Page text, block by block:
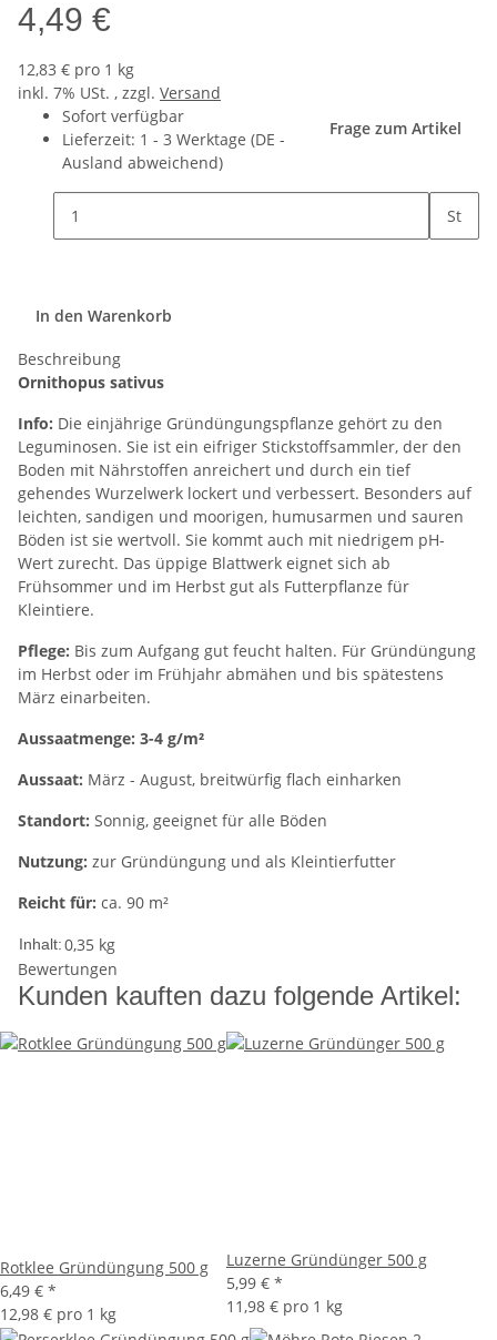
4,49 €
12,83 € pro 1 kg
inkl. 7% USt. , zzgl. Versand
Sofort verfügbar
Lieferzeit: 1 - 3 Werktage (DE -
Ausland abweichend)
Frage zum Artikel
St
In den Warenkorb
Beschreibung
Ornithopus sativus
Info: Die einjährige Gründüngungspflanze gehört zu den
Leguminosen. Sie ist ein eifriger Stickstoffsammler, der den
Boden mit Nährstoffen anreichert und durch ein tief
gehendes Wurzelwerk lockert und verbessert. Besonders auf
leichten, sandigen und moorigen, humusarmen und sauren
Böden ist sie wertvoll. Sie kommt auch mit niedrigem pH-
Wert zurecht. Das üppige Blattwerk eignet sich ab
Frühsommer und im Herbst gut als Futterpflanze für
Kleintiere.
Pflege: Bis zum Aufgang gut feucht halten. Für Gründüngung
im Herbst oder im Frühjahr abmähen und bis spätestens
März einarbeiten.
Aussaatmenge: 3-4 g/m²
Aussaat: März - August, breitwürfig flach einharken
Standort: Sonnig, geeignet für alle Böden
Nutzung: zur Gründüngung und als Kleintierfutter
Reicht für: ca. 90 m²
Inhalt:0,35 kg
Bewertungen
Kunden kauften dazu folgende Artikel:
Rotklee Gründüngung 500 g
6,49 € *
12,98 € pro 1 kg
Luzerne Gründünger 500 g
5,99 € *
11,98 € pro 1 kg